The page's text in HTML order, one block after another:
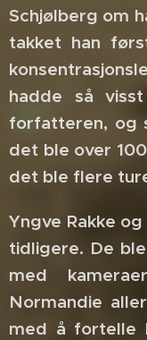
Schjølberg om
takket han
hadde så
forfatteren, og
det ble over
det ble flere
Yngve Rakke
tidligere. De
med
Normandie
med å fortelle